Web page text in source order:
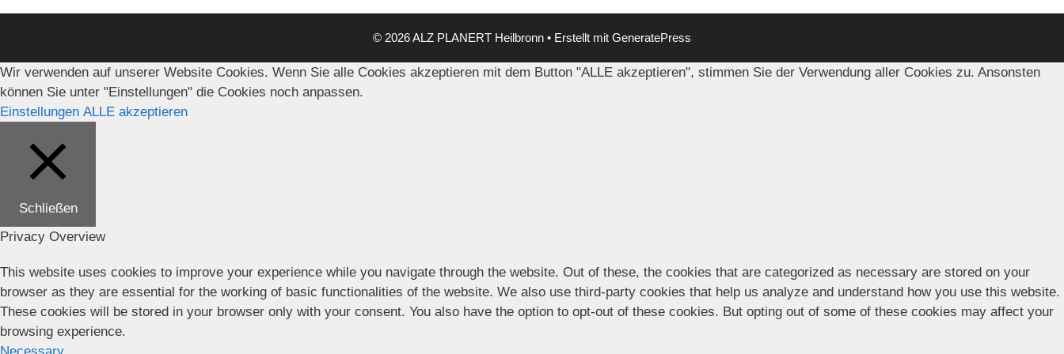
© 2026 ALZ PLANERT Heilbronn • Erstellt mit GeneratePress
Wir verwenden auf unserer Website Cookies. Wenn Sie alle Cookies akzeptieren mit dem Button "ALLE akzeptieren", stimmen Sie der Verwendung aller Cookies zu. Ansonsten
können Sie unter "Einstellungen" die Cookies noch anpassen.
Einstellungen ALLE akzeptieren
Schließen
Privacy Overview
This website uses cookies to improve your experience while you navigate through the website. Out of these, the cookies that are categorized as necessary are stored on your
browser as they are essential for the working of basic functionalities of the website. We also use third-party cookies that help us analyze and understand how you use this website.
These cookies will be stored in your browser only with your consent. You also have the option to opt-out of these cookies. But opting out of some of these cookies may affect your
browsing experience.
Necessary